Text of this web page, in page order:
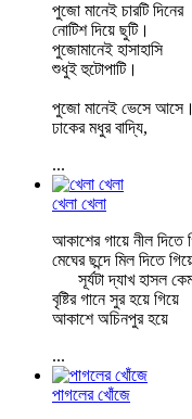
পুজো মানেই চারটি দিনের
নোটিশ দিয়ে ছুটি।
পুজোমানেই হাসাহাসি
শুধুই হুটোপাটি।
পুজো মানেই ভেসে আসে।
ঢাকের মধুর বাদ্যি,
...
খেলা খেলা
আকাশের গায়ে নীল দিতে
মেঘের ছন্দে মিল দিতে
সূর্যটা দ্যাখ হাসল
বৃষ্টির গানে সুর হয়ে গিয়ে
আকাশে অচিনপুর হয়ে
...
পাগলের খোঁজে